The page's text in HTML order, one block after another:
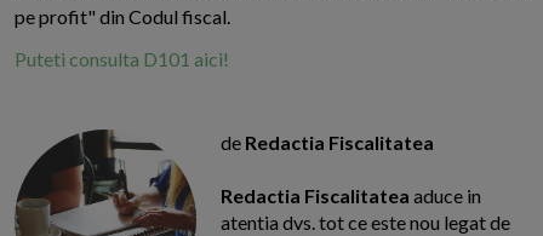
pe profit" din Codul fiscal.
Puteti consulta D101 aici!
de Redactia Fiscalitatea
Redactia Fiscalitatea aduce in
atentia dvs. tot ce este nou legat de